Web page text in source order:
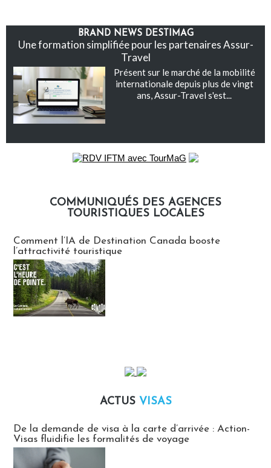
BRAND NEWS DESTIMAG
Une formation simplifiée pour les partenaires Assur-
Travel
Présent sur le marché de la mobilité
internationale depuis plus de vingt
ans, Assur-Travel s'est...
COMMUNIQUÉS DES AGENCES
TOURISTIQUES LOCALES
Comment l’IA de Destination Canada booste
l’attractivité touristique
ACTUS VISAS
De la demande de visa à la carte d’arrivée : Action-
Visas fluidifie les formalités de voyage